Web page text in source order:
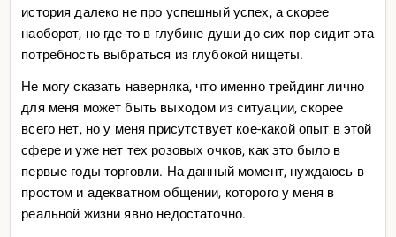
история далеко не про успешный успех, а скорее
наоборот, но где-то в глубине души до сих пор сидит эта
потребность выбраться из глубокой нищеты.
Не могу сказать наверняка, что именно трейдинг лично
для меня может быть выходом из ситуации, скорее
всего нет, но у меня присутствует кое-какой опыт в этой
сфере и уже нет тех розовых очков, как это было в
первые годы торговли. На данный момент, нуждаюсь в
простом и адекватном общении, которого у меня в
реальной жизни явно недостаточно.